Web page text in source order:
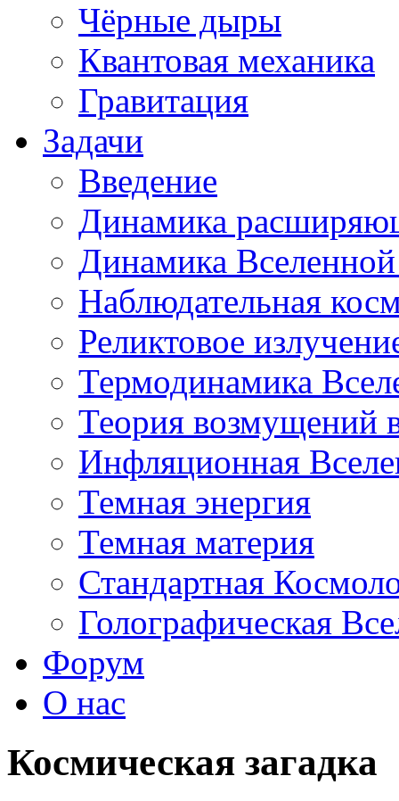
Чёрные дыры
Квантовая механика
Гравитация
Задачи
Введение
Динамика
Динамика
Наблюдательная
Реликтовое
Термодинамика
Теория возмущений
Инфляционная
Темная энергия
Темная материя
Стандартная
Голографическая
Форум
О нас
Космическая загадка